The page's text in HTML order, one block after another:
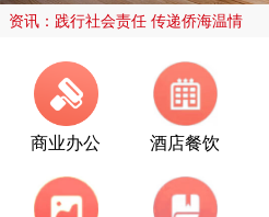
资讯：践行社会责任 传递侨海温情
商业办公 酒店餐饮